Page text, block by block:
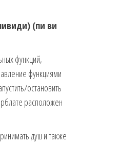
(пи ви
функций,
функциями
остановить
расположен
душ и также